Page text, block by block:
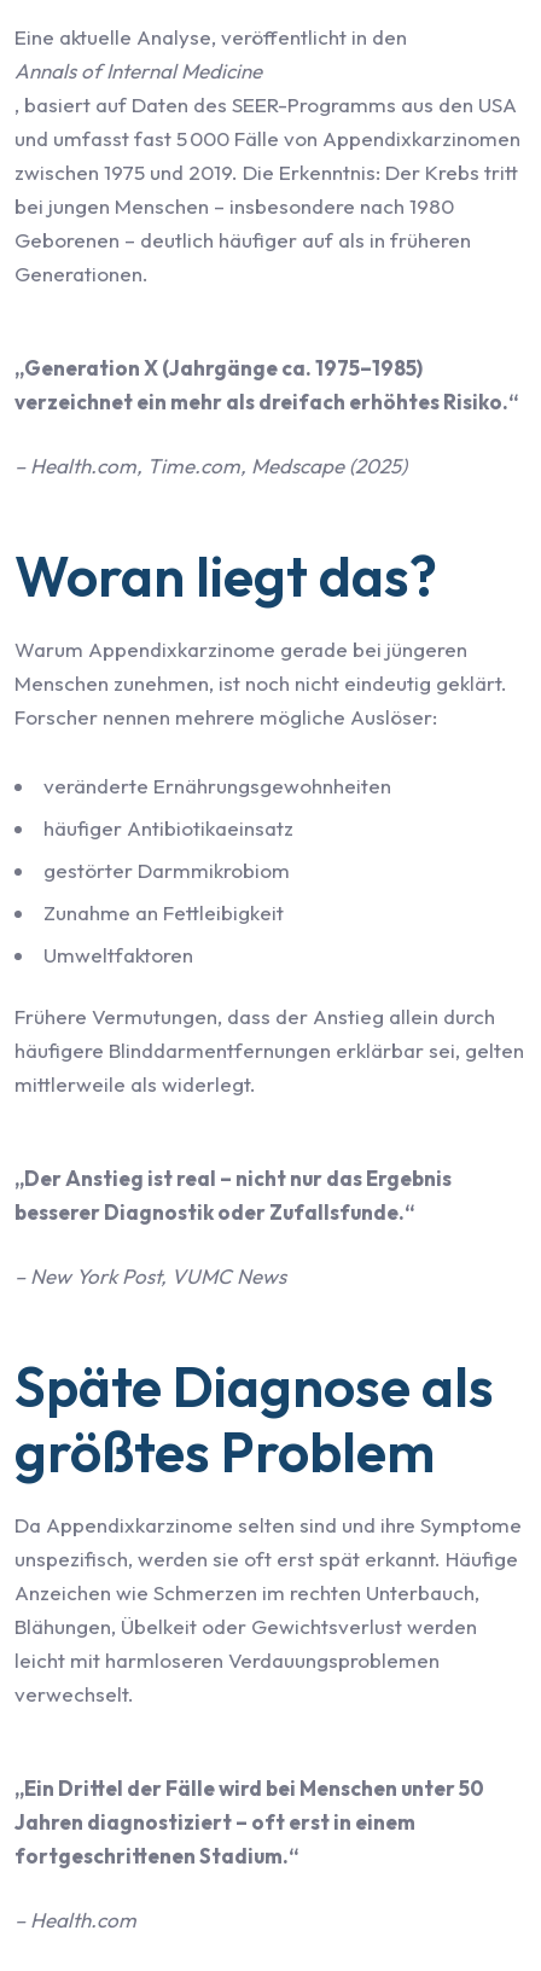
Eine aktuelle Analyse, veröffentlicht in den
Annals of Internal Medicine
, basiert auf Daten des SEER-Programms aus den USA
und umfasst fast 5 000 Fälle von Appendixkarzinomen
zwischen 1975 und 2019. Die Erkenntnis: Der Krebs tritt
bei jungen Menschen – insbesondere nach 1980
Geborenen – deutlich häufiger auf als in früheren
Generationen.
„Generation X (Jahrgänge ca. 1975–1985)
verzeichnet ein mehr als dreifach erhöhtes Risiko.“
– Health.com, Time.com, Medscape (2025)
Woran liegt das?
Warum Appendixkarzinome gerade bei jüngeren
Menschen zunehmen, ist noch nicht eindeutig geklärt.
Forscher nennen mehrere mögliche Auslöser:
veränderte Ernährungsgewohnheiten
häufiger Antibiotikaeinsatz
gestörter Darmmikrobiom
Zunahme an Fettleibigkeit
Umweltfaktoren
Frühere Vermutungen, dass der Anstieg allein durch
häufigere Blinddarmentfernungen erklärbar sei, gelten
mittlerweile als widerlegt.
„Der Anstieg ist real – nicht nur das Ergebnis
besserer Diagnostik oder Zufallsfunde.“
– New York Post, VUMC News
Späte Diagnose als
größtes Problem
Da Appendixkarzinome selten sind und ihre Symptome
unspezifisch, werden sie oft erst spät erkannt. Häufige
Anzeichen wie Schmerzen im rechten Unterbauch,
Blähungen, Übelkeit oder Gewichtsverlust werden
leicht mit harmloseren Verdauungsproblemen
verwechselt.
„Ein Drittel der Fälle wird bei Menschen unter 50
Jahren diagnostiziert – oft erst in einem
fortgeschrittenen Stadium.“
– Health.com